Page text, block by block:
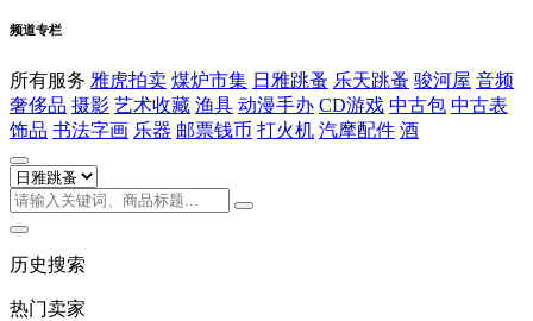
频道专栏
所有服务 雅虎拍卖 煤炉市集 日雅跳蚤 乐天跳蚤 骏河屋 音频
奢侈品 摄影 艺术收藏 渔具 动漫手办 CD游戏 中古包 中古表
饰品 书法字画 乐器 邮票钱币 打火机 汽摩配件 酒
历史搜索
热门卖家